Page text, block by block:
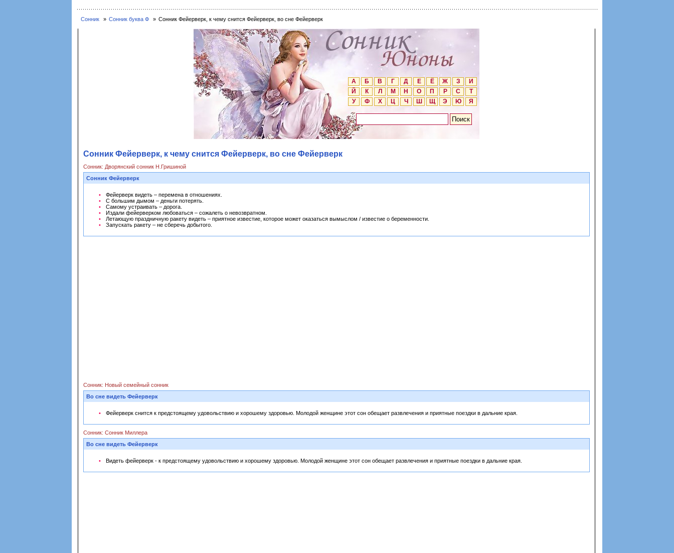
Сонник Сонник буква Ф Сонник Фейерверк, к чему снится Фейерверк, во сне Фейерверк
А Б В Г Д Е Ё Ж З
И
Й
К Л М Н О П Р С
Т
У
Ф Х Ц Ч Ш Щ Э Ю Я
Сонник Фейерверк, к чему снится Фейерверк, во сне Фейерверк
Сонник: Дворянский сонник Н.Гришиной
Сонник Фейерверк
Фейерверк видеть – перемена в отношениях.
С большим дымом – деньги потерять.
Самому устраивать – дорога.
Издали фейерверком любоваться – сожалеть о невозвратном.
Летающую праздничную ракету видеть – приятное известие, которое может оказаться вымыслом / известие о беременности.
Запускать ракету – не сберечь добытого.
Сонник: Новый семейный сонник
Во сне видеть Фейерверк
Фейерверк снится к предстоящему удовольствию и хорошему здоровью. Молодой женщине этот сон обещает развлечения и приятные поездки в дальние края.
Сонник: Сонник Миллера
Во сне видеть Фейерверк
Видеть фейерверк - к предстоящему удовольствию и хорошему здоровью. Молодой женщине этот сон обещает развлечения и приятные поездки в дальние края.